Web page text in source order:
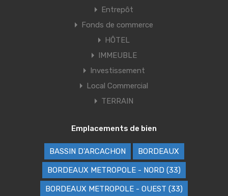
Entrepôt
Fonds de commerce
HÔTEL
IMMEUBLE
Investissement
Local Commercial
TERRAIN
Emplacements de bien
BASSIN D'ARCACHON BORDEAUX
BORDEAUX METROPOLE - NORD (33)
BORDEAUX METROPOLE - OUEST (33)